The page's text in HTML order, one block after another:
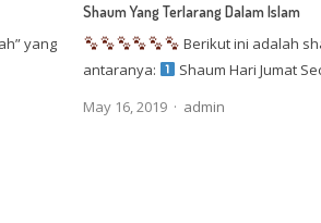
yang
Shaum Yang Terlarang Dalam Islam
Berikut ini adalah
antaranya:
Shaum Hari Jumat
May 16, 2019
Author
admin